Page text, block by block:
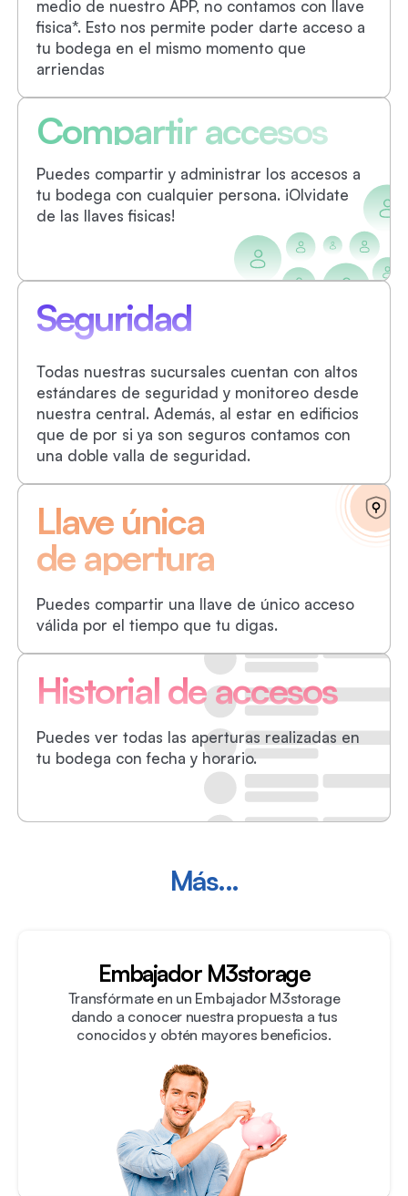
medio de nuestro APP, no contamos con llave
fisica*. Esto nos permite poder darte acceso a
tu bodega en el mismo momento que
arriendas
Compartir accesos
Puedes compartir y administrar los accesos a
tu bodega con cualquier persona. ¡Olvidate
de las llaves fisicas!
Seguridad
Todas nuestras sucursales cuentan con altos
estándares de seguridad y monitoreo desde
nuestra central. Además, al estar en edificios
que de por si ya son seguros contamos con
una doble valla de seguridad.
Llave única
de apertura
Puedes compartir una llave de único acceso
válida por el tiempo que tu digas.
Historial de accesos
Puedes ver todas las aperturas realizadas en
tu bodega con fecha y horario.
Más...
Embajador M3storage
Transfórmate en un Embajador M3storage
dando a conocer nuestra propuesta a tus
conocidos y obtén mayores beneficios.